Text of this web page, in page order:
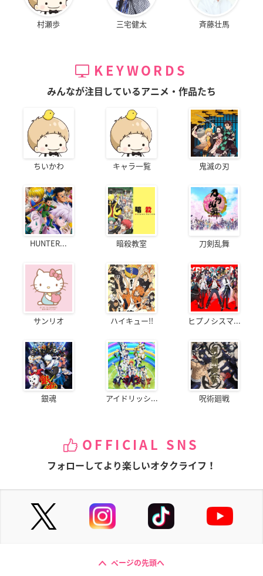
村瀬歩 三宅健太 斉藤壮馬
KEYWORDS
みんなが注目しているアニメ・作品たち
ちいかわ キャラ一覧 鬼滅の刃
HUNTER... 暗殺教室 刀剣乱舞
サンリオ ハイキュー!! ヒプノシスマ...
銀魂 アイドリッシ... 呪術廻戦
OFFICIAL SNS
フォローしてより楽しいオタクライフ！
ページの先頭へ